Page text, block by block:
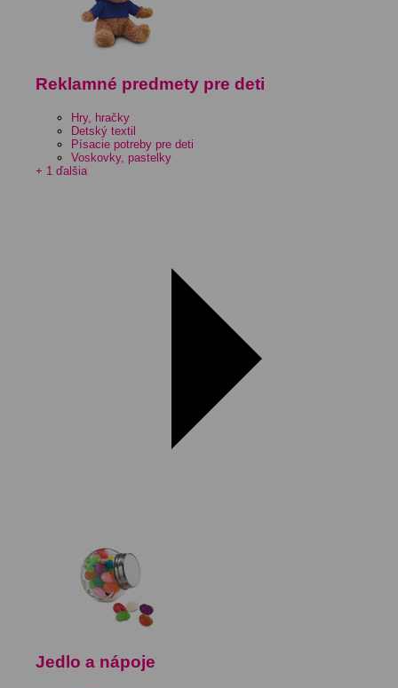
Reklamné predmety pre deti
Hry, hračky
Detský textil
Písacie potreby pre deti
Voskovky, pastelky
+ 1 ďalšia
Jedlo a nápoje